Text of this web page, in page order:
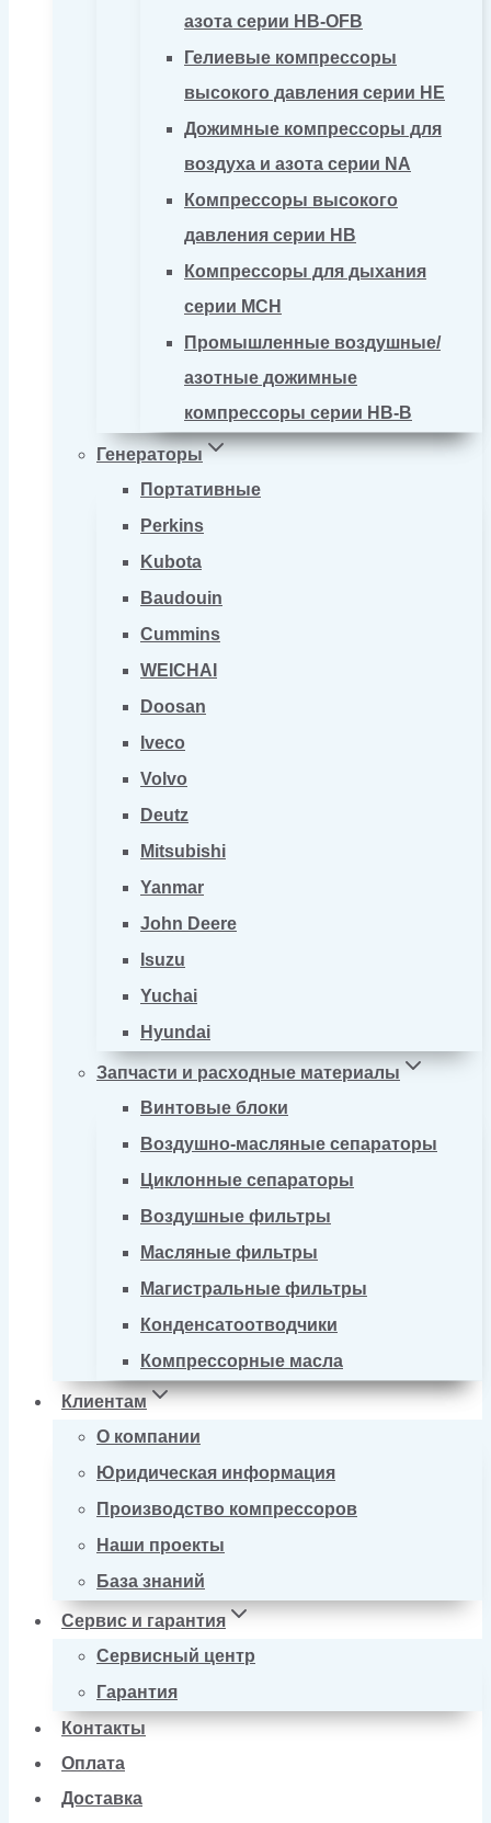
азота серии HB-OFB
Гелиевые компрессоры
высокого давления серии HE
Дожимные компрессоры для
воздуха и азота серии NA
Компрессоры высокого
давления серии HB
Компрессоры для дыхания
серии MCH
Промышленные воздушные/
азотные дожимные
компрессоры серии HB-B
Генераторы
Портативные
Perkins
Kubota
Baudouin
Cummins
WEICHAI
Doosan
Iveco
Volvo
Deutz
Mitsubishi
Yanmar
John Deere
Isuzu
Yuchai
Hyundai
Запчасти и расходные материалы
Винтовые блоки
Воздушно-масляные сепараторы
Циклонные сепараторы
Воздушные фильтры
Масляные фильтры
Магистральные фильтры
Конденсатоотводчики
Компрессорные масла
Клиентам
О компании
Юридическая информация
Производство компрессоров
Наши проекты
База знаний
Сервис и гарантия
Сервисный центр
Гарантия
Контакты
Оплата
Доставка